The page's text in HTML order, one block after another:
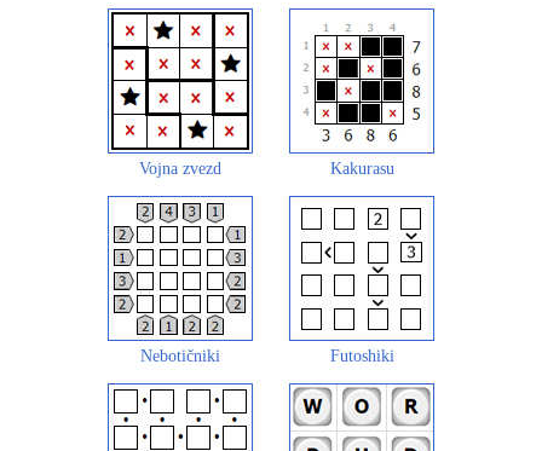
Vojna zvezd Kakurasu
Nebotičniki Futoshiki